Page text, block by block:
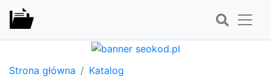
Strona główna
Katalog